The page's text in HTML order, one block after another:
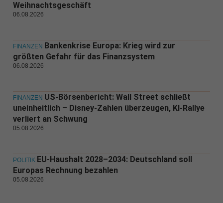
Weihnachtsgeschäft
06.08.2026
FINANZEN Bankenkrise Europa: Krieg wird zur
größten Gefahr für das Finanzsystem
06.08.2026
FINANZEN US-Börsenbericht: Wall Street schließt
uneinheitlich – Disney-Zahlen überzeugen, KI-Rallye
verliert an Schwung
05.08.2026
POLITIK EU-Haushalt 2028–2034: Deutschland soll
Europas Rechnung bezahlen
05.08.2026